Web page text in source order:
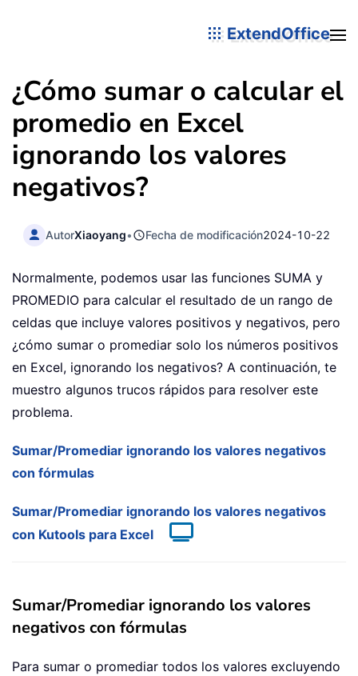
ExtendOffice
¿Cómo sumar o calcular el
promedio en Excel
ignorando los valores
negativos?
AutorXiaoyang• Fecha de modificación2024-10-22
Normalmente, podemos usar las funciones SUMA y
PROMEDIO para calcular el resultado de un rango de
celdas que incluye valores positivos y negativos, pero
¿cómo sumar o promediar solo los números positivos
en Excel, ignorando los negativos? A continuación, te
muestro algunos trucos rápidos para resolver este
problema.
Sumar/Promediar ignorando los valores negativos
con fórmulas
Sumar/Promediar ignorando los valores negativos
con Kutools para Excel
Sumar/Promediar ignorando los valores
negativos con fórmulas
Para sumar o promediar todos los valores excluyendo